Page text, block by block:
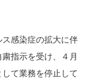
感染症の拡大に伴
指示を受け、４月
て業務を停止して